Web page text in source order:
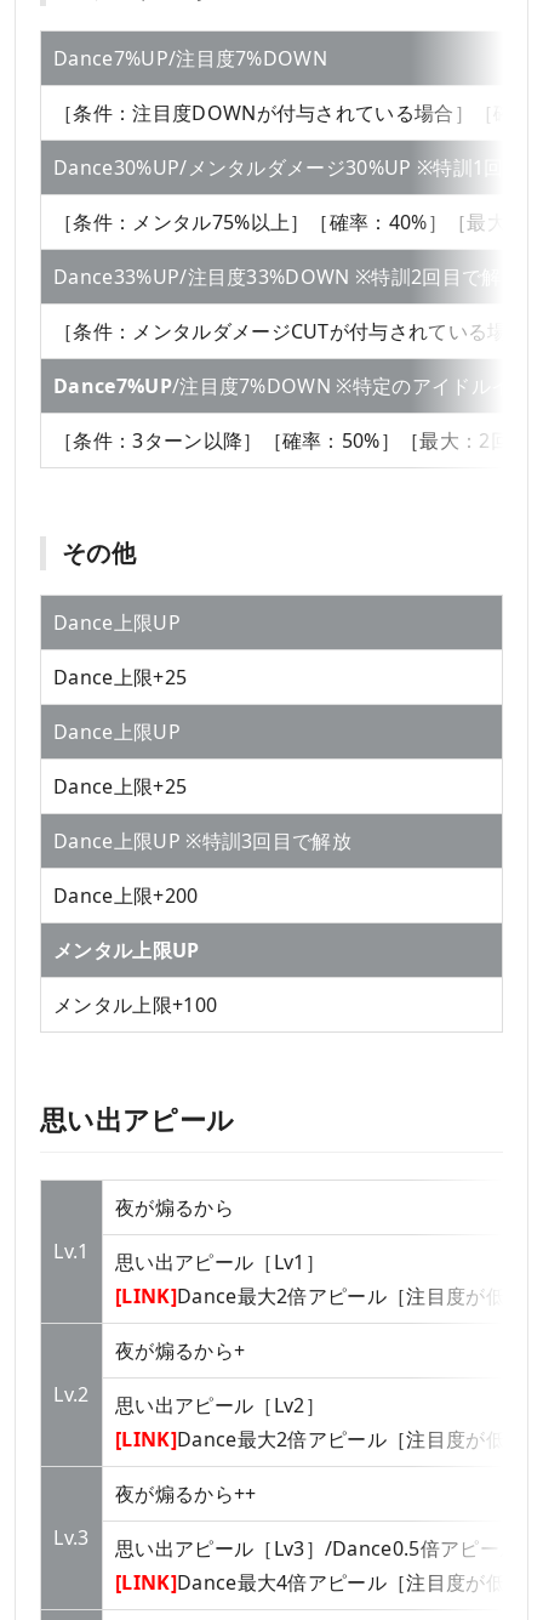
Dance7%UP/注目度7%DOWN
［条件：注目度DOWNが付与されている場合］［確
Dance30%UP/メンタルダメージ30%UP ※特訓1回目
［条件：メンタル75%以上］［確率：40%］［最大：
Dance33%UP/注目度33%DOWN ※特訓2回目で解放
［条件：メンタルダメージCUTが付与されている場
Dance7%UP/注目度7%DOWN ※特定のアイドルイベ
［条件：3ターン以降］［確率：50%］［最大：2回］
その他
Dance上限UP
Dance上限+25
Dance上限UP
Dance上限+25
Dance上限UP ※特訓3回目で解放
Dance上限+200
メンタル上限UP
メンタル上限+100
思い出アピール
Lv.1
夜が煽るから
思い出アピール［Lv1］
[LINK]Dance最大2倍アピール［注目度が低い
Lv.2
夜が煽るから+
思い出アピール［Lv2］
[LINK]Dance最大2倍アピール［注目度が低い
Lv.3
夜が煽るから++
思い出アピール［Lv3］/Dance0.5倍アピール
[LINK]Dance最大4倍アピール［注目度が低い